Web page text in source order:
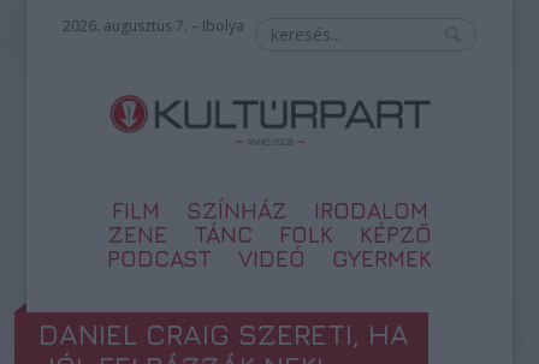
2026. augusztus 7. – Ibolya
FILM SZÍNHÁZ
IRODALOM
ZENE
TÁNC FOLK
KÉPZŐ
PODCAST
VIDEÓ GYERMEK
DANIEL CRAIG SZERETI, HA